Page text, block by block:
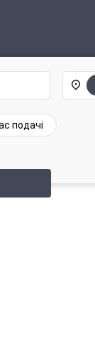
подачі